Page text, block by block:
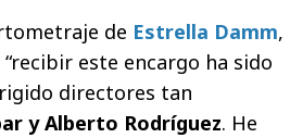
de Estrella Damm,
este encargo ha sido
directores tan
y Alberto Rodríguez. He